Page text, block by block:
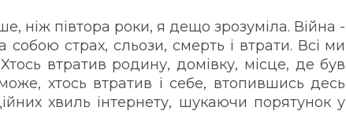
ніж півтора роки, я дещо зрозуміла. Війна -
страх, сльози, смерть і втрати. Всі ми
втратив родину, домівку, місце, де був
хтось втратив і себе, втопившись десь
хвиль інтернету, шукаючи порятунок у